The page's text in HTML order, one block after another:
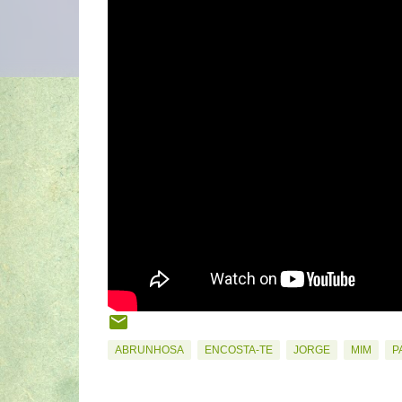
ABRUNHOSA ENCOSTA-TE JORGE MIM